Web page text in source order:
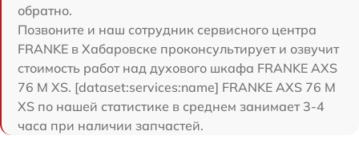
обратно.
Позвоните и наш сотрудник сервисного центра
FRANKE в Хабаровске проконсультирует и озвучит
стоимость работ над духового шкафа FRANKE AXS
76 M XS. [dataset:services:name] FRANKE AXS 76 M
XS по нашей статистике в среднем занимает 3-4
часа при наличии запчастей.